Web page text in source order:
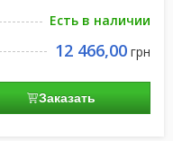
Есть в наличии
12 466,00 грн
Заказать